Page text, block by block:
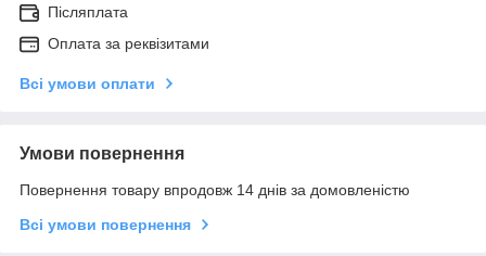
Післяплата
Оплата за реквізитами
Всі умови оплати
Умови повернення
Повернення товару впродовж 14 днів за домовленістю
Всі умови повернення